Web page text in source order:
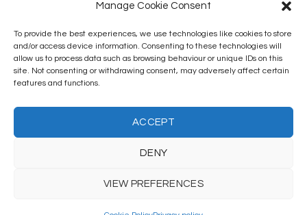
Manage Cookie Consent
To provide the best experiences, we use technologies like cookies to store
and/or access device information. Consenting to these technologies will
allow us to process data such as browsing behaviour or unique IDs on this
site. Not consenting or withdrawing consent, may adversely affect certain
features and functions.
ACCEPT
DENY
VIEW PREFERENCES
Email Us
Email : info@syenrgi-investment.com
© 2026 - Synergi Investment Ltd